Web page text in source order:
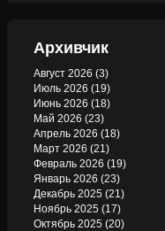
Архивчик
Август 2026 (3)
Июль 2026 (19)
Июнь 2026 (18)
Май 2026 (23)
Апрель 2026 (18)
Март 2026 (21)
Февраль 2026 (19)
Январь 2026 (23)
Декабрь 2025 (21)
Ноябрь 2025 (17)
Октябрь 2025 (20)